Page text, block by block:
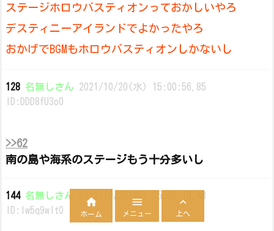
ステージホロウバスティオンっておかしいやろ
デスティニーアイランドでよかったやろ
おかげでBGMもホロウバスティオンしかないし
128 名無しさん 2021/10/20(水) 15:00:56.85
ID:DDD8fU3o0
>>62
南の島や海系のステージもう十分多いし
144 名無しさん
2021/10/20(水) 15:02:10.43
ID:lw5q9wlt0

ホーム

メニュー

上へ